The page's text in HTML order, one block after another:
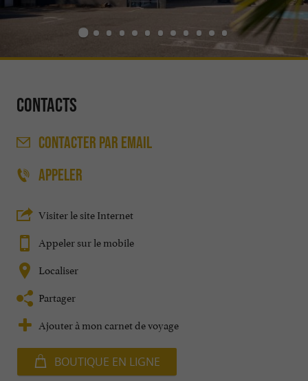
Contacts
CONTACTER PAR EMAIL
APPELER
Visiter le site Internet
Appeler sur le mobile
Localiser
Partager
Ajouter à mon carnet de voyage
BOUTIQUE EN LIGNE